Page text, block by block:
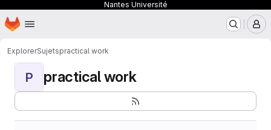
Nantes Université
Passer au contenu principal
Page d'accueil
ExplorerSujetspractical work
P practical work